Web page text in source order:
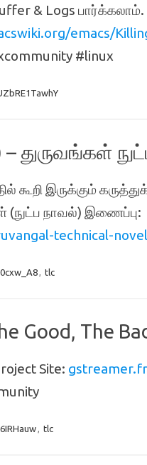
& Logs
emacs/
#linux
துருவங்கள்
கூறி இருக்கும்
(நுட்ப நாவல்) இணைப்பு:
technical-
, tlc
Good, The
Site:
, tlc